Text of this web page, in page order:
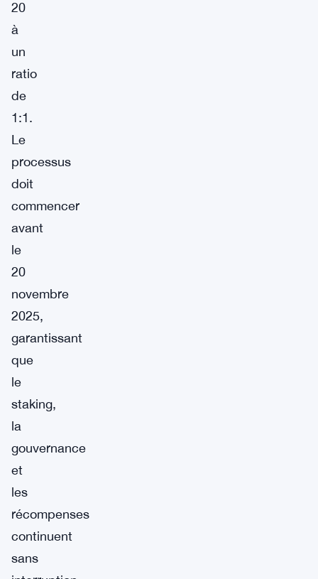
20
à
un
ratio
de
1:1.
Le
processus
doit
commencer
avant
le
20
novembre
2025,
garantissant
que
le
staking,
la
gouvernance
et
les
récompenses
continuent
sans